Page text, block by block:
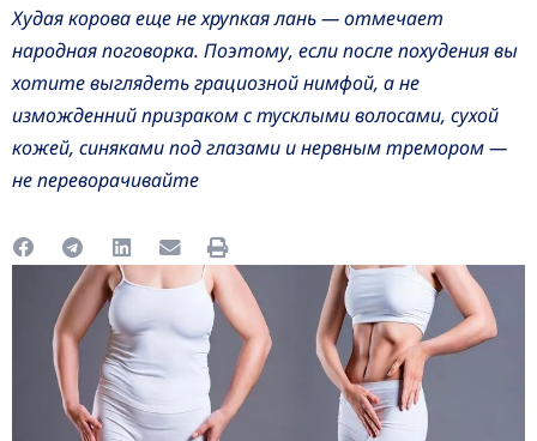
Худая корова еще не хрупкая лань — отмечает
народная поговорка. Поэтому, если после похудения вы
хотите выглядеть грациозной нимфой, а не
изможденний призраком с тусклыми волосами, сухой
кожей, синяками под глазами и нервным тремором —
не переворачивайте